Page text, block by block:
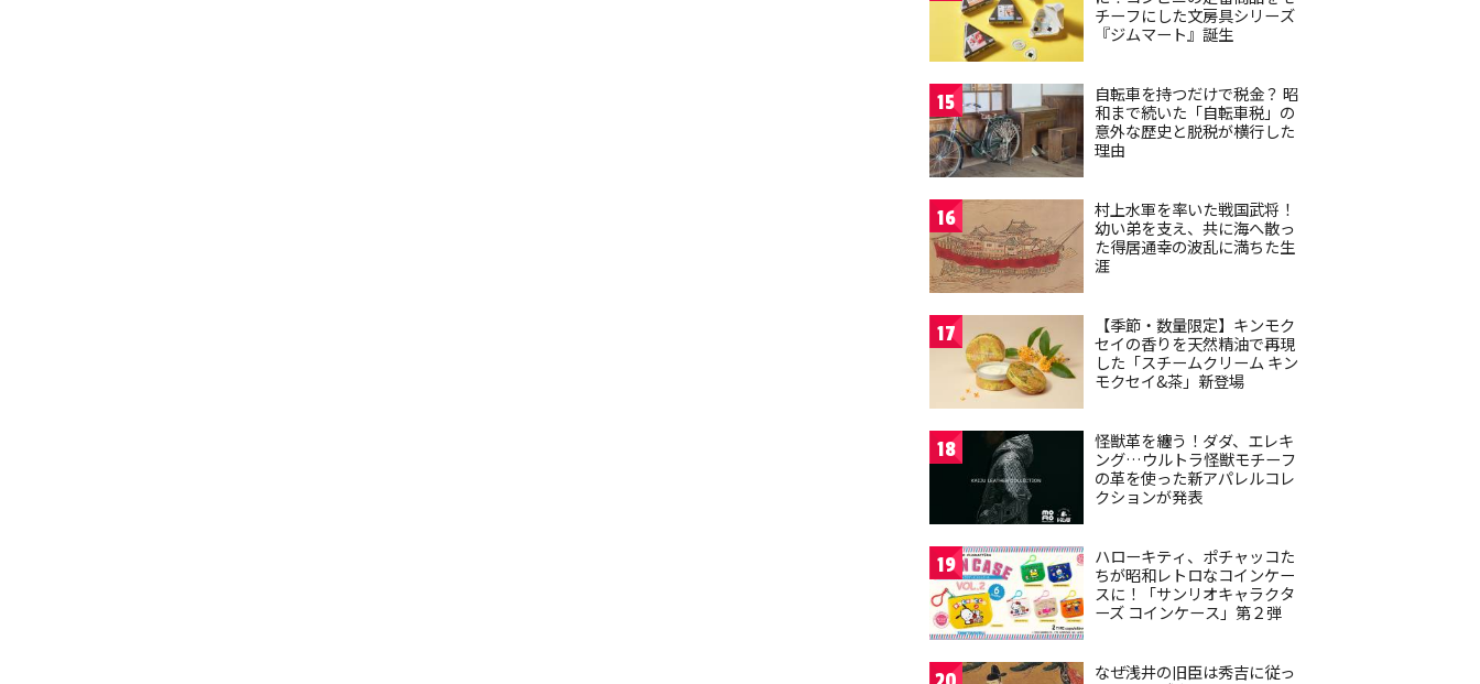
チーフにした文房具シリーズ
『ジムマート』誕生
15
自転車を持つだけで税金？ 昭
和まで続いた「自転車税」の
意外な歴史と脱税が横行した
理由
16
村上水軍を率いた戦国武将！
幼い弟を支え、共に海へ散っ
た得居通幸の波乱に満ちた生
涯
17
【季節・数量限定】キンモク
セイの香りを天然精油で再現
した「スチームクリーム キン
モクセイ&茶」新登場
18
怪獣革を纏う！ダダ、エレキ
ング…ウルトラ怪獣モチーフ
の革を使った新アパレルコレ
クションが発表
19
ハローキティ、ポチャッコた
ちが昭和レトロなコインケー
スに！「サンリオキャラクタ
ーズ コインケース」第２弾
なぜ浅井の旧臣は秀吉に従っ